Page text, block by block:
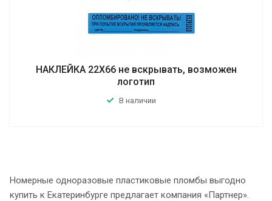
НАКЛЕЙКА 22Х66 не вскрывать, возможен
логотип
В наличии
Номерные одноразовые пластиковые пломбы выгодно
купить к Екатеринбурге предлагает компания «Партнер».